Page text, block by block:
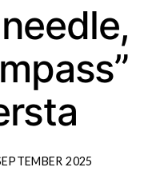
2025